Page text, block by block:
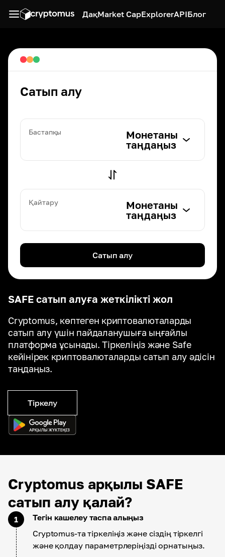
ДақMarket CapExplorerAPIБлог
SAFE сатып алуға жеткілікті жол
Cryptomus, көптеген криптовалюталарды
сатып алу үшін пайдаланушыға ыңғайлы
платформа ұсынады. Тіркеліңіз және Safe
кейінірек криптовалюталарды сатып алу әдісін
таңдаңыз.
Тіркелу
Сатып алу
Бастапқы
Монетаны
таңдаңыз
Қайтару
Монетаны
таңдаңыз
Сатып алу
Cryptomus арқылы SAFE
сатып алу қалай?
1
Тегін кашелеу таспа алыңыз
Cryptomus-та тіркеліңіз және сіздің тіркелгі
және қолдау параметрлеріңізді орнатыңыз.